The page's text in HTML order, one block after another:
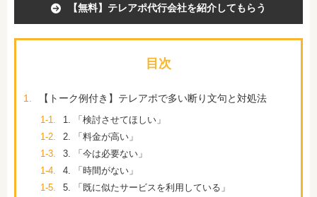
【無料】テレアポ代行会社を紹介してもらう
目次
1. 【トーク例付き】テレアポで多い断り文句と対処法
1-1.
1. 「検討させてほしい」
1-2.
2. 「料金が高い」
1-3.
3. 「今は必要ない」
1-4.
4. 「時間がない」
1-5.
5. 「既に似たサービスを利用している」